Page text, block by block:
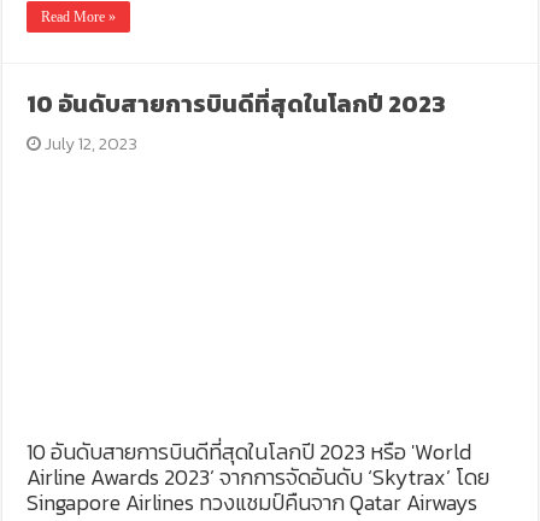
Read More »
10 อันดับสายการบินดีที่สุดในโลกปี 2023
July 12, 2023
10 อันดับสายการบินดีที่สุดในโลกปี 2023 หรือ 'World
Airline Awards 2023’ จากการจัดอันดับ ‘Skytrax’ โดย
Singapore Airlines ทวงแชมป์คืนจาก Qatar Airways